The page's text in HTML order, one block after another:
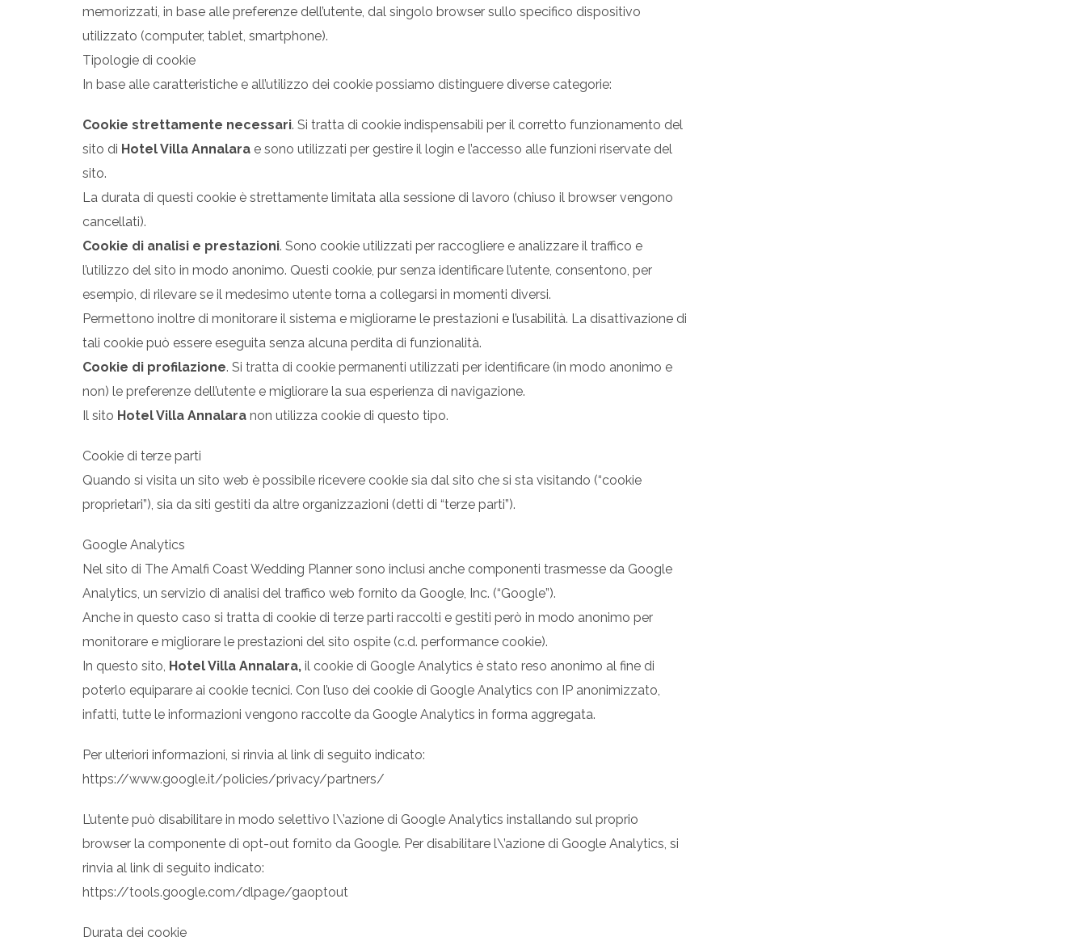
memorizzati, in base alle preferenze dell’utente, dal singolo browser sullo specifico dispositivo
utilizzato (computer, tablet, smartphone).
Tipologie di cookie
In base alle caratteristiche e all’utilizzo dei cookie possiamo distinguere diverse categorie:
Cookie strettamente necessari. Si tratta di cookie indispensabili per il corretto funzionamento del
sito di Hotel Villa Annalara e sono utilizzati per gestire il login e l’accesso alle funzioni riservate del
sito.
La durata di questi cookie è strettamente limitata alla sessione di lavoro (chiuso il browser vengono
cancellati).
Cookie di analisi e prestazioni. Sono cookie utilizzati per raccogliere e analizzare il traffico e
l’utilizzo del sito in modo anonimo. Questi cookie, pur senza identificare l’utente, consentono, per
esempio, di rilevare se il medesimo utente torna a collegarsi in momenti diversi.
Permettono inoltre di monitorare il sistema e migliorarne le prestazioni e l’usabilità. La disattivazione di
tali cookie può essere eseguita senza alcuna perdita di funzionalità.
Cookie di profilazione. Si tratta di cookie permanenti utilizzati per identificare (in modo anonimo e
non) le preferenze dell’utente e migliorare la sua esperienza di navigazione.
Il sito Hotel Villa Annalara non utilizza cookie di questo tipo.
Cookie di terze parti
Quando si visita un sito web è possibile ricevere cookie sia dal sito che si sta visitando (“cookie
proprietari”), sia da siti gestiti da altre organizzazioni (detti di “terze parti”).
Google Analytics
Nel sito di The Amalfi Coast Wedding Planner sono inclusi anche componenti trasmesse da Google
Analytics, un servizio di analisi del traffico web fornito da Google, Inc. (“Google”).
Anche in questo caso si tratta di cookie di terze parti raccolti e gestiti però in modo anonimo per
monitorare e migliorare le prestazioni del sito ospite (c.d. performance cookie).
In questo sito, Hotel Villa Annalara, il cookie di Google Analytics è stato reso anonimo al fine di
poterlo equiparare ai cookie tecnici. Con l’uso dei cookie di Google Analytics con IP anonimizzato,
infatti, tutte le informazioni vengono raccolte da Google Analytics in forma aggregata.
Per ulteriori informazioni, si rinvia al link di seguito indicato:
https://www.google.it/policies/privacy/partners/
L’utente può disabilitare in modo selettivo l\’azione di Google Analytics installando sul proprio
browser la componente di opt-out fornito da Google. Per disabilitare l\’azione di Google Analytics, si
rinvia al link di seguito indicato:
https://tools.google.com/dlpage/gaoptout
Durata dei cookie